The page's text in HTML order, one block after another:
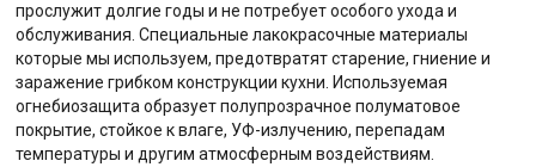
прослужит долгие годы и не потребует особого ухода и
обслуживания. Специальные лакокрасочные материалы
которые мы используем, предотвратят старение, гниение и
заражение грибком конструкции кухни. Используемая
огнебиозащита образует полупрозрачное полуматовое
покрытие, стойкое к влаге, УФ-излучению, перепадам
температуры и другим атмосферным воздействиям.